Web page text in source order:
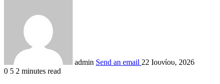
admin Send an email 22 Ιουνίου, 2026
0 5 2 minutes read